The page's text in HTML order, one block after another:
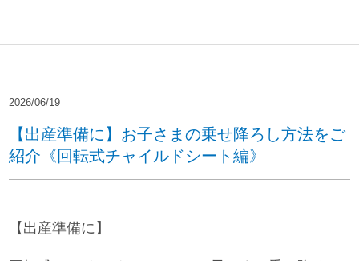
2026/06/19
【出産準備に】お子さまの乗せ降ろし方法をご
紹介《回転式チャイルドシート編》
【出産準備に】